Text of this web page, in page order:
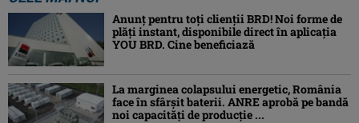
Anunț pentru toți clienții BRD! Noi forme de
plăți instant, disponibile direct în aplicația
YOU BRD. Cine beneficiază
La marginea colapsului energetic, România
face în sfârșit baterii. ANRE aprobă pe bandă
noi capacități de producție ...